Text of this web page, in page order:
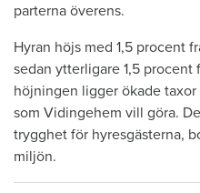
parterna överens.
Hyran höjs med 1,5 procent
sedan ytterligare 1,5 procent
höjningen ligger ökade
som Vidingehem vill göra.
trygghet för hyresgästerna,
miljön.